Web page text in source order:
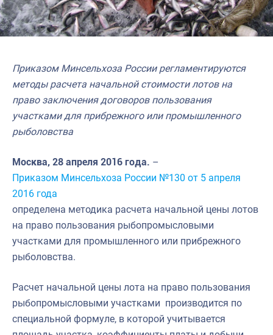
Приказом Минсельхоза России регламентируются
методы расчета начальной стоимости лотов на
право заключения договоров пользования
участками для прибрежного или промышленного
рыболовства
Москва, 28 апреля 2016 года. –
Приказом Минсельхоза России №130 от 5 апреля
2016 года
определена методика расчета начальной цены лотов
на право пользования рыбопромысловыми
участками для промышленного или прибрежного
рыболовства.
Расчет начальной цены лота на право пользования
рыбопромысловыми участками производится по
специальной формуле, в которой учитывается